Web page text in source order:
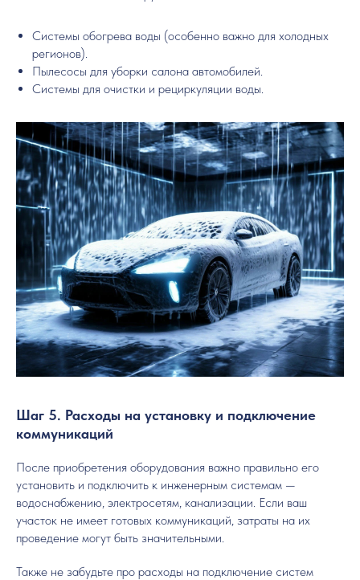
Системы обогрева воды (особенно важно для холодных
регионов).
Пылесосы для уборки салона автомобилей.
Системы для очистки и рециркуляции воды.
Шаг 5. Расходы на установку и подключение
коммуникаций
После приобретения оборудования важно правильно его
установить и подключить к инженерным системам —
водоснабжению, электросетям, канализации. Если ваш
участок не имеет готовых коммуникаций, затраты на их
проведение могут быть значительными.
Также не забудьте про расходы на подключение систем